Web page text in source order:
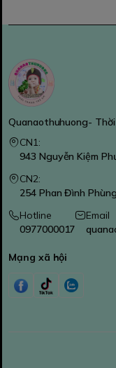
Quanaothuhuong-
CN1:
943 Nguyễn Kiệm
CN2:
254 Phan Đình
Hotline
0977000017
Email
Mạng xã hội